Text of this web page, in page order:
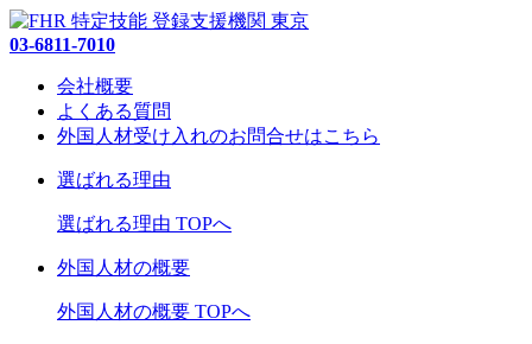
03-6811-7010
会社概要
よくある質問
外国人材受け入れのお問合せはこちら
選ばれる理由
選ばれる理由 TOPへ
外国人材の概要
外国人材の概要 TOPへ